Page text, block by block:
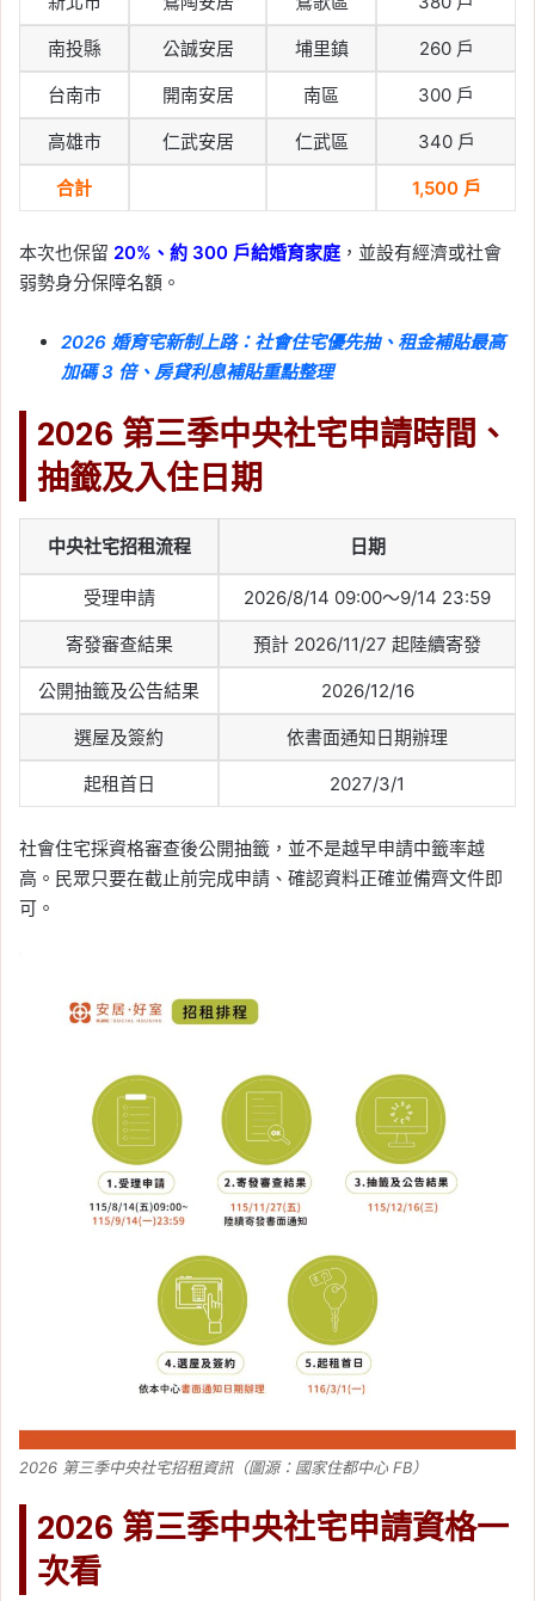
南投縣 公誠安居 埔里鎮 260 戶
台南市 開南安居 南區 300 戶
高雄市 仁武安居 仁武區 340 戶
合計 1,500 戶
本次也保留 20%、約 300 戶給婚育家庭 ，並設有經濟或社會
弱勢身分保障名額。
2026 婚育宅新制上路：社會住宅優先抽、租金補貼最高
加碼 3 倍、房貸利息補貼重點整理
2026 第三季中央社宅申請時間、
抽籤及入住日期
中央社宅招租流程 日期
受理申請 2026/8/14 09:00～9/14 23:59
寄發審查結果 預計 2026/11/27 起陸續寄發
公開抽籤及公告結果 2026/12/16
選屋及簽約 依書面通知日期辦理
起租首日 2027/3/1
社會住宅採資格審查後公開抽籤，並不是越早申請中籤率越
高。民眾只要在截止前完成申請、確認資料正確並備齊文件即
可。
2026 第三季中央社宅招租資訊（圖源：國家住都中心 FB）
2026 第三季中央社宅申請資格一
次看